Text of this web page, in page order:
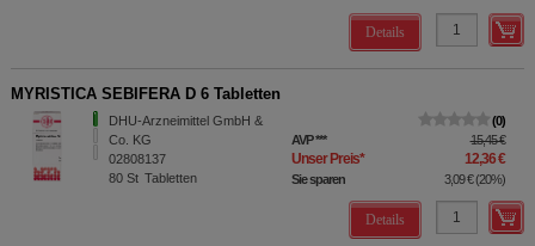
Details
MYRISTICA SEBIFERA D 6 Tabletten
DHU-Arzneimittel GmbH &
Co. KG
02808137
80 St Tabletten
0
AVP*** 15,45 €
Unser Preis* 12,36 €
Sie sparen 3,09 €(20%)
Details